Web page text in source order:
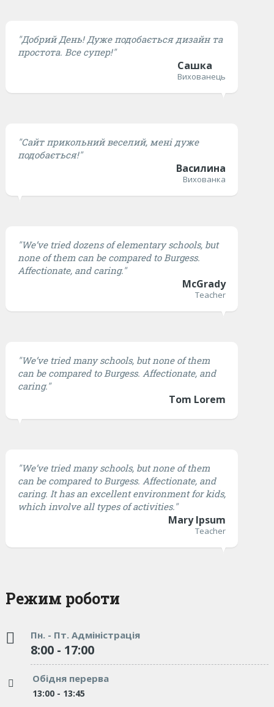
"Добрий День! Дуже подобається дизайн та
простота. Все супер!"
Сашка
Вихованець
"Сайт прикольний веселий, мені дуже
подобається!"
Василина
Вихованка
"We’ve tried dozens of elementary schools, but
none of them can be compared to Burgess.
Affectionate, and caring."
McGrady
Teacher
"We’ve tried many schools, but none of them
can be compared to Burgess. Affectionate, and
caring."
Tom Lorem
"We’ve tried many schools, but none of them
can be compared to Burgess. Affectionate, and
caring. It has an excellent environment for kids,
which involve all types of activities."
Mary Ipsum
Teacher
Режим роботи
Пн. - Пт. Адміністрація
8:00 - 17:00
Обідня перерва
13:00 - 13:45